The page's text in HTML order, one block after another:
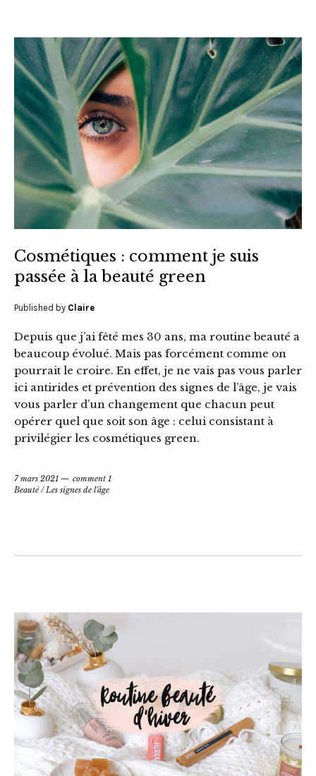
Cosmétiques : comment je suis
passée à la beauté green
Published by Claire
Depuis que j’ai fêté mes 30 ans, ma routine beauté a
beaucoup évolué. Mais pas forcément comme on
pourrait le croire. En effet, je ne vais pas vous parler
ici antirides et prévention des signes de l’âge, je vais
vous parler d’un changement que chacun peut
opérer quel que soit son âge : celui consistant à
privilégier les cosmétiques green.
7 mars 2021
comment 1
Beauté/Les signes de l'âge